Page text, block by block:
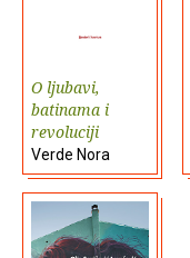
O ljubavi,
batinama i
revoluciji
Verde Nora